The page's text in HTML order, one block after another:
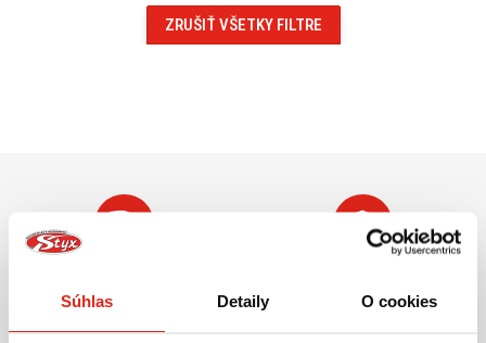
Súhlas Detaily O cookies
ZRUŠIŤ VŠETKY FILTRE
príslušenstva ihneď k
objednávky nad 50€ v rámci